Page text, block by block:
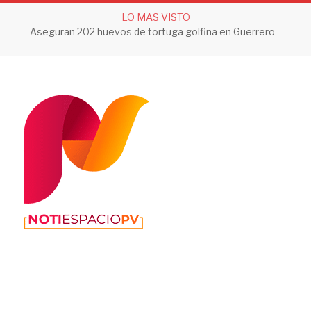
LO MAS VISTO
Aseguran 202 huevos de tortuga golfina en Guerrero